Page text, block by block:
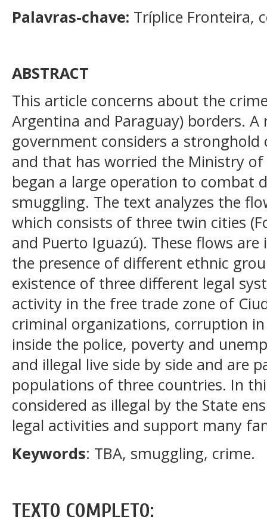
Palavras-chave: Tríplice Fronteira,
ABSTRACT
This article concerns about the
Argentina and Paraguay) borders.
government considers a
and that has worried the Ministry
began a large operation to combat
smuggling. The text analyzes the
which consists of three twin cities
and Puerto Iguazú). These flows
the presence of different ethnic
existence of three different legal
activity in the free trade zone of
criminal organizations, corruption
inside the police, poverty and
and illegal live side by side and are
populations of three countries. In
considered as illegal by the State
legal activities and support many
Keywords: TBA, smuggling, crime.
TEXTO COMPLETO: